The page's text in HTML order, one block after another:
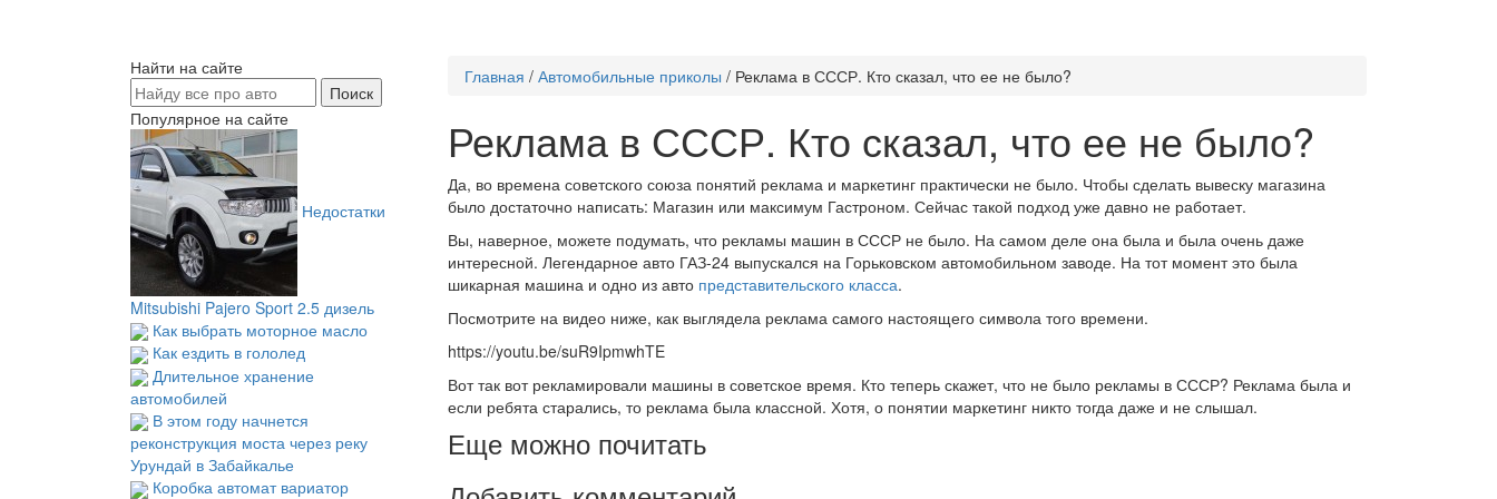
Главная / Автомобильные приколы / Реклама в СССР. Кто сказал, что ее не было?
Реклама в СССР. Кто сказал, что ее не было?
Да, во времена советского союза понятий реклама и маркетинг практически не было. Чтобы сделать вывеску магазина
было достаточно написать: Магазин или максимум Гастроном. Сейчас такой подход уже давно не работает.
Вы, наверное, можете подумать, что рекламы машин в СССР не было. На самом деле она была и была очень даже
интересной. Легендарное авто ГАЗ-24 выпускался на Горьковском автомобильном заводе. На тот момент это была
шикарная машина и одно из авто представительского класса.
Посмотрите на видео ниже, как выглядела реклама самого настоящего символа того времени.
https://youtu.be/suR9IpmwhTE
Вот так вот рекламировали машины в советское время. Кто теперь скажет, что не было рекламы в СССР? Реклама была и
если ребята старались, то реклама была классной. Хотя, о понятии маркетинг никто тогда даже и не слышал.
Еще можно почитать
Найти на сайте
Популярное на сайте
Недостатки
Mitsubishi Pajero Sport 2.5 дизель
Как выбрать моторное масло
Как ездить в гололед
Длительное хранение
автомобилей
В этом году начнется
реконструкция моста через реку
Урундай в Забайкалье
Коробка автомат вариатор